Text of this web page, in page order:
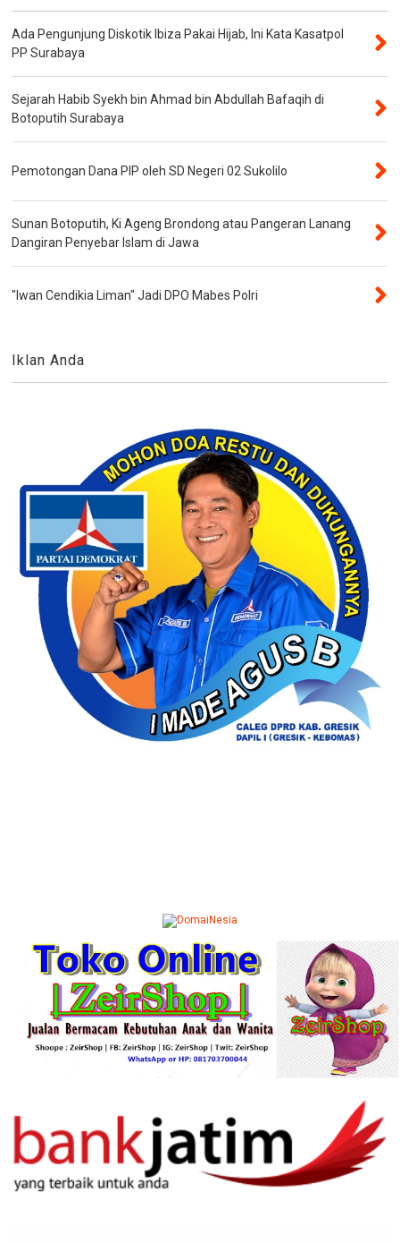
Ada Pengunjung Diskotik Ibiza Pakai Hijab, Ini Kata Kasatpol
PP Surabaya
Sejarah Habib Syekh bin Ahmad bin Abdullah Bafaqih di
Botoputih Surabaya
Pemotongan Dana PIP oleh SD Negeri 02 Sukolilo
Sunan Botoputih, Ki Ageng Brondong atau Pangeran Lanang
Dangiran Penyebar Islam di Jawa
"Iwan Cendikia Liman" Jadi DPO Mabes Polri
Iklan Anda